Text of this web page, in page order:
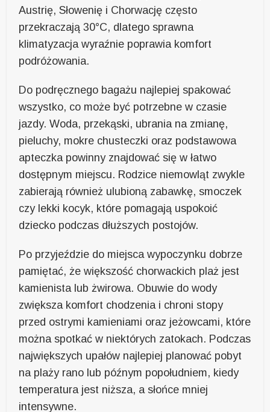
Austrię, Słowenię i Chorwację często
przekraczają 30°C, dlatego sprawna
klimatyzacja wyraźnie poprawia komfort
podróżowania.
Do podręcznego bagażu najlepiej spakować
wszystko, co może być potrzebne w czasie
jazdy. Woda, przekąski, ubrania na zmianę,
pieluchy, mokre chusteczki oraz podstawowa
apteczka powinny znajdować się w łatwo
dostępnym miejscu. Rodzice niemowląt zwykle
zabierają również ulubioną zabawkę, smoczek
czy lekki kocyk, które pomagają uspokoić
dziecko podczas dłuższych postojów.
Po przyjeździe do miejsca wypoczynku dobrze
pamiętać, że większość chorwackich plaż jest
kamienista lub żwirowa. Obuwie do wody
zwiększa komfort chodzenia i chroni stopy
przed ostrymi kamieniami oraz jeżowcami, które
można spotkać w niektórych zatokach. Podczas
największych upałów najlepiej planować pobyt
na plaży rano lub późnym popołudniem, kiedy
temperatura jest niższa, a słońce mniej
intensywne.